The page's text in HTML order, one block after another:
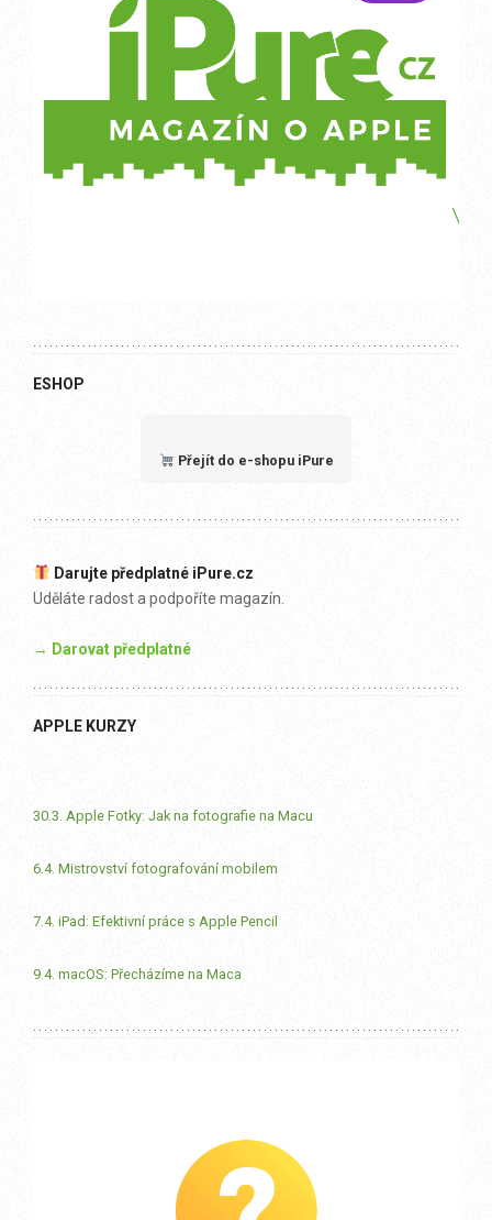
ESHOP
Přejít do e-shopu iPure
Darujte předplatné iPure.cz
Uděláte radost a podpoříte magazín.
→ Darovat předplatné
APPLE KURZY
30.3. Apple Fotky: Jak na fotografie na Macu
6.4. Mistrovství fotografování mobilem
7.4. iPad: Efektivní práce s Apple Pencil
9.4. macOS: Přecházíme na Maca